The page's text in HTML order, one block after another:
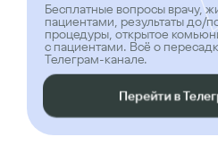
Бесплатные вопросы врачу,
пациентами, результаты до/
процедуры, открытое
с пациентами. Всё о
Телеграм-канале.
Перейти в